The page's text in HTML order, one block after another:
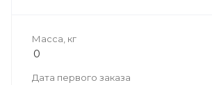
Масса, кг
0
Дата первого заказа